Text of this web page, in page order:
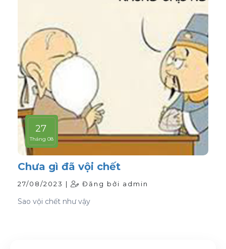
27
Tháng 08
Chưa gì đã vội chết
27/08/2023 | Đăng bởi admin
Sao vội chết như vậy